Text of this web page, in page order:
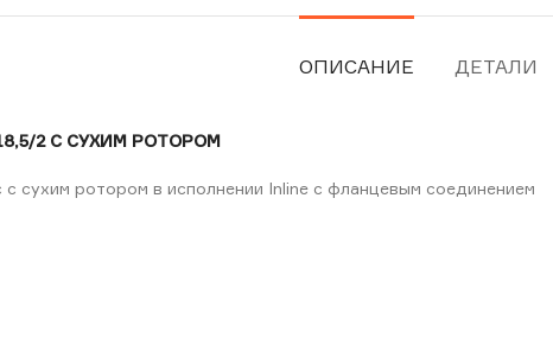
ОПИСАНИЕ ДЕТАЛИ
18,5/2 С СУХИМ РОТОРОМ
сухим ротором в исполнении Inline с фланцевым соединением